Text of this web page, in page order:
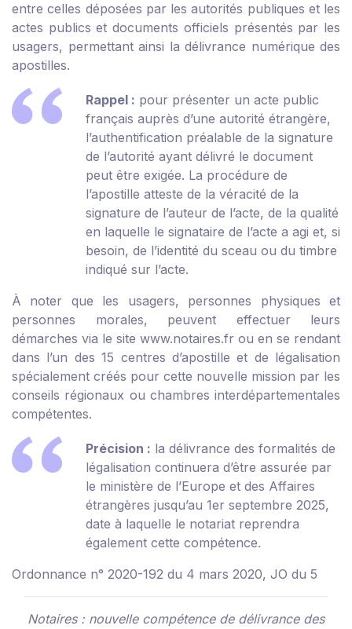
entre celles déposées par les autorités publiques et les
actes publics et documents officiels présentés par les
usagers, permettant ainsi la délivrance numérique des
apostilles.
Rappel : pour présenter un acte public
français auprès d’une autorité étrangère,
l’authentification préalable de la signature
de l’autorité ayant délivré le document
peut être exigée. La procédure de
l’apostille atteste de la véracité de la
signature de l’auteur de l’acte, de la qualité
en laquelle le signataire de l’acte a agi et, si
besoin, de l’identité du sceau ou du timbre
indiqué sur l’acte.
À noter que les usagers, personnes physiques et
personnes morales, peuvent effectuer leurs
démarches via le site www.notaires.fr ou en se rendant
dans l’un des 15 centres d’apostille et de légalisation
spécialement créés pour cette nouvelle mission par les
conseils régionaux ou chambres interdépartementales
compétentes.
Précision : la délivrance des formalités de
légalisation continuera d’être assurée par
le ministère de l’Europe et des Affaires
étrangères jusqu’au 1er septembre 2025,
date à laquelle le notariat reprendra
également cette compétence.
Ordonnance n° 2020-192 du 4 mars 2020, JO du 5
Notaires : nouvelle compétence de délivrance des